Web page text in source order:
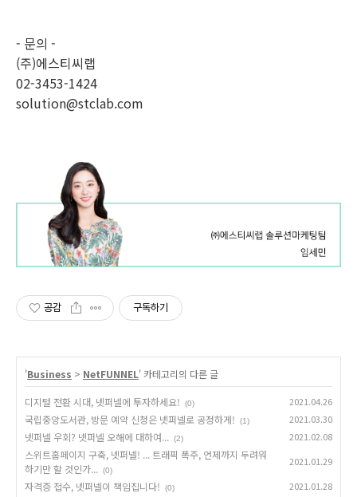
- 문의 -
(주)에스티씨랩
02-3453-1424
solution@stclab.com
공감 구독하기
'Business > NetFUNNEL' 카테고리의 다른 글
디지털 전환 시대, 넷퍼넬에 투자하세요! (0) 2021.04.26
국립중앙도서관, 방문 예약 신청은 넷퍼넬로 공정하게! (1) 2021.03.30
넷퍼넬 우회? 넷퍼넬 오해에 대하여... (2) 2021.02.08
스위트홈페이지 구축, 넷퍼넬! ... 트래픽 폭주, 언제까지 두려워
하기만 할 것인가...
(0)
2021.01.29
자격증 접수, 넷퍼넬이 책임집니다! (0) 2021.01.28